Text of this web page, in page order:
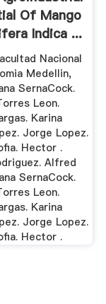
Of Mango
Indica ...
Nacional
Medellin,
SernaCock.
Leon.
Karina
Jorge Lopez.
Hector .
Alfred
SernaCock.
Leon.
Karina
Jorge Lopez.
Hector .